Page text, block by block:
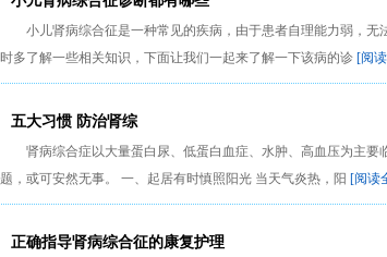
小儿肾病综合征是一种常见的疾病，由于患者自理能力弱，
时多了解一些相关知识，下面让我们一起来了解一下该病的诊 [阅
五大习惯 防治肾综
肾病综合症以大量蛋白尿、低蛋白血症、水肿、高血压为主
题，或可安然无事。 一、起居有时慎照阳光 当天气炎热，阳 [阅读
正确指导肾病综合征的康复护理